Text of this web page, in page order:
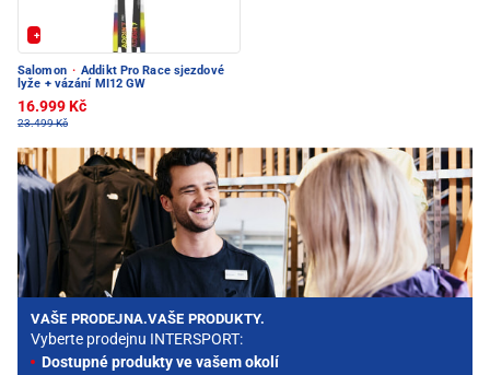
+ Extra Sleva 20%
Salomon · Addikt Pro Race sjezdové
lyže + vázání MI12 GW
16.999 Kč
23.499 Kč
VAŠE PRODEJNA.VAŠE PRODUKTY.
Vyberte prodejnu INTERSPORT:
Dostupné produkty ve vašem okolí